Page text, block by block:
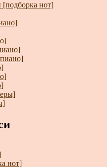
[подборка нот]
нот]